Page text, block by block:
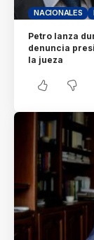
NACIONALES
Petro lanza
denuncia
la jueza